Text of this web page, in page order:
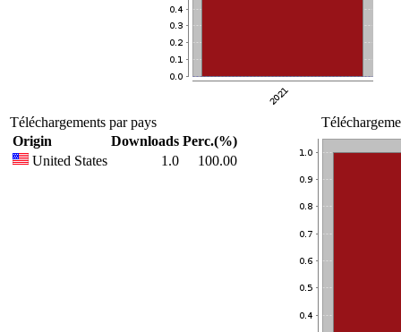
Téléchargements par pays
Origin
Downloads Perc.(%)
United States
1.0 100.00